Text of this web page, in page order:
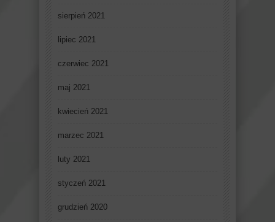
sierpień 2021
lipiec 2021
czerwiec 2021
maj 2021
kwiecień 2021
marzec 2021
luty 2021
styczeń 2021
grudzień 2020